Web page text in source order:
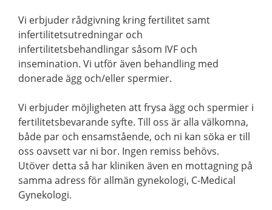
Vi erbjuder rådgivning kring fertilitet samt
infertilitetsutredningar och
infertilitetsbehandlingar såsom IVF och
insemination. Vi utför även behandling med
donerade ägg och/eller spermier.
Vi erbjuder möjligheten att frysa ägg och spermier i
fertilitetsbevarande syfte. Till oss är alla välkomna,
både par och ensamstående, och ni kan söka er till
oss oavsett var ni bor. Ingen remiss behövs.
Utöver detta så har kliniken även en mottagning på
samma adress för allmän gynekologi, C-Medical
Gynekologi.